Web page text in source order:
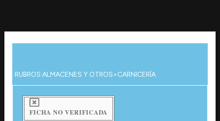
contenido
RUBROS:ALMACENES Y OTROS>CARNICERÍA
FICHA NO VERIFICADA